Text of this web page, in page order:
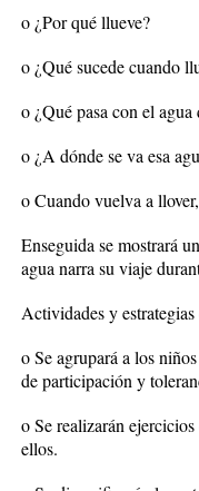
o ¿Por qué llueve?
o ¿Qué sucede cuando
o ¿Qué pasa con el
o ¿A dónde se va esa
o Cuando vuelva a
Enseguida se mostrará
agua narra su viaje
Actividades y
o Se agrupará a los
de participación y
o Se realizarán
ellos.